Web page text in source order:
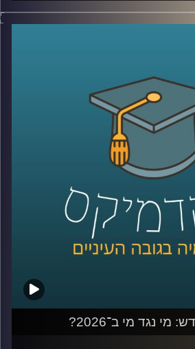
החברתיות הפכו מפלטפורמה
לדבר מרכזי בחיי רוב האנשים,
מציאת עבודה, אבל גם המון דברים
לדברים שעושים לנו רע, מתגברים
או דיכאון ועל אף שרובנו מבינים
קשה לנו להתנתק או אפילו להמעיט
הצטרף אליי היום פרופ׳ צחי חייט,
בביה"ס סמי עופר לתקשורת.
נגד מי ב־2026?